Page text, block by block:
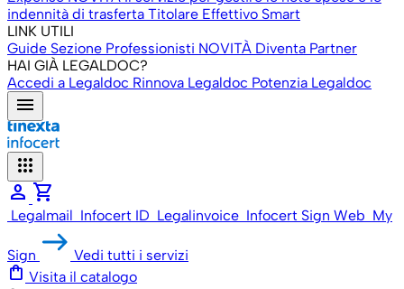
indennità di trasferta Titolare Effettivo Smart
LINK UTILI
Guide Sezione Professionisti NOVITÀ Diventa Partner
HAI GIÀ LEGALDOC?
Accedi a Legaldoc Rinnova Legaldoc Potenzia Legaldoc
menu
apps
person shopping_cart
Legalmail Infocert ID Legalinvoice Infocert Sign Web My
Sign Vedi tutti i servizi
shopping_bag Visita il catalogo